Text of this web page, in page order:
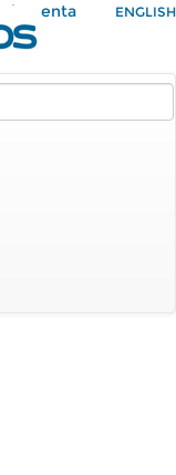
Mi Cuenta ENGLISH